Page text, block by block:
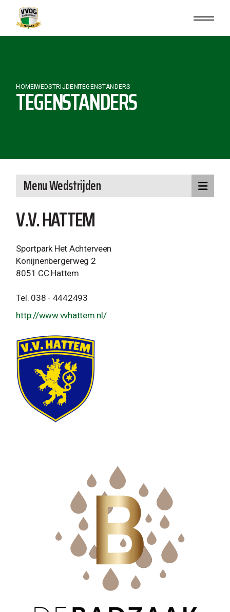
content
HOMEWEDSTRIJDEN TEGENSTANDERS
TEGENSTANDERS
V.V. HATTEM
Sportpark Het Achterveen
Konijnenbergerweg 2
8051 CC Hattem
Tel. 038 - 4442493
http://www.vvhattem.nl/
Menu Wedstrijden